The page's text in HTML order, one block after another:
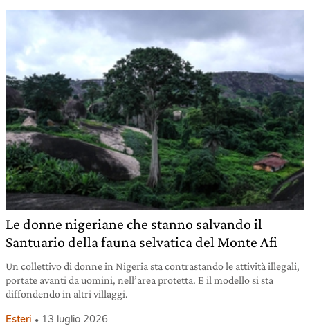
Le donne nigeriane che stanno salvando il
Santuario della fauna selvatica del Monte Afi
Un collettivo di donne in Nigeria sta contrastando le attività illegali,
portate avanti da uomini, nell’area protetta. E il modello si sta
diffondendo in altri villaggi.
Esteri 13 luglio 2026